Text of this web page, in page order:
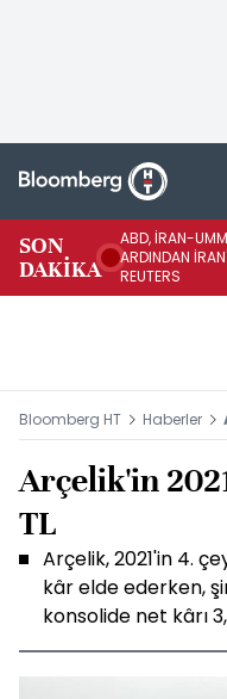
SON
DAKİKA
ABD, İRAN-
ARDINDAN
REUTERS
Bloomberg HT Haberler
Arçelik'in
TL
Arçelik, 2021'in 4.
kâr elde ederken,
konsolide net kârı